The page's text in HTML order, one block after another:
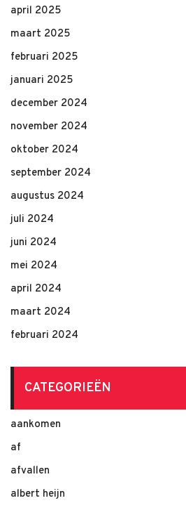
april 2025
maart 2025
februari 2025
januari 2025
december 2024
november 2024
oktober 2024
september 2024
augustus 2024
juli 2024
juni 2024
mei 2024
april 2024
maart 2024
februari 2024
CATEGORIEËN
aankomen
af
afvallen
albert heijn